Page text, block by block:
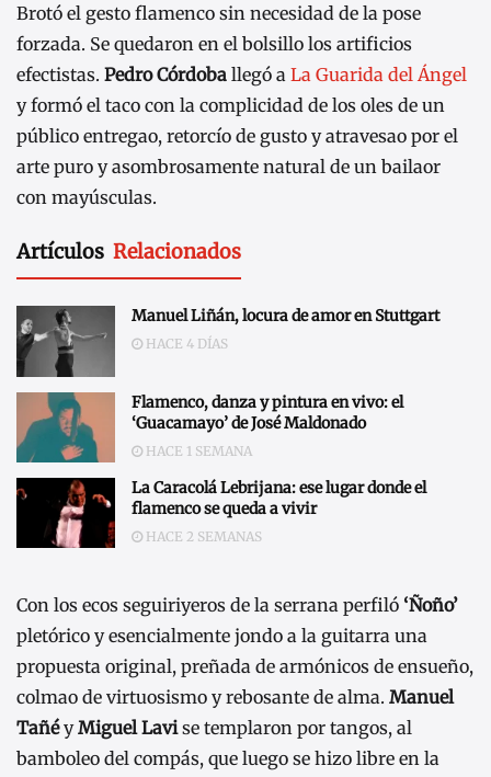
Brotó el gesto flamenco sin necesidad de la pose
forzada. Se quedaron en el bolsillo los artificios
efectistas. Pedro Córdoba llegó a La Guarida del Ángel
y formó el taco con la complicidad de los oles de un
público entregao, retorcío de gusto y atravesao por el
arte puro y asombrosamente natural de un bailaor
con mayúsculas.
Artículos Relacionados
Manuel Liñán, locura de amor en Stuttgart
HACE 4 DÍAS
Flamenco, danza y pintura en vivo: el
‘Guacamayo’ de José Maldonado
HACE 1 SEMANA
La Caracolá Lebrijana: ese lugar donde el
flamenco se queda a vivir
HACE 2 SEMANAS
Con los ecos seguiriyeros de la serrana perfiló ‘Ñoño’
pletórico y esencialmente jondo a la guitarra una
propuesta original, preñada de armónicos de ensueño,
colmao de virtuosismo y rebosante de alma. Manuel
TañéyMiguel Lavise templaron por tangos, al
bamboleo del compás, que luego se hizo libre en la